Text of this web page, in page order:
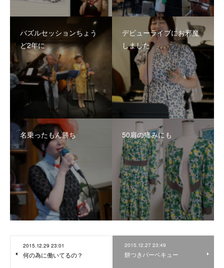
バズルセッションちょう
ど2年に
デビューライブにお邪魔
しました
名乗ったもん勝ち 50肩の痛みにも
2015.12.29 23:01
何の為に働いてるの？
2015.12.27 23:49
餅つきバーベキュー